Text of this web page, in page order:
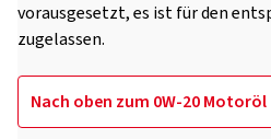
vorausgesetzt, es ist für den
zugelassen.
Nach oben zum 0W-20 Motoröl